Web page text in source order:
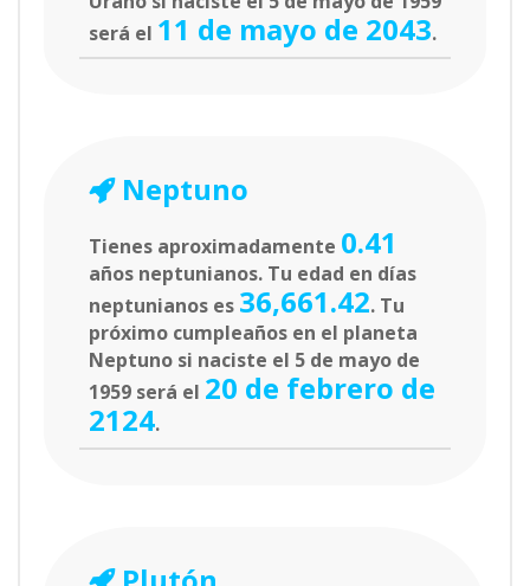
será el 11 de mayo de 2043.
Neptuno
Tienes aproximadamente 0.41
años neptunianos. Tu edad en días
neptunianos es 36,661.42. Tu
próximo cumpleaños en el planeta
Neptuno si naciste el 5 de mayo de
1959 será el 20 de febrero de
2124.